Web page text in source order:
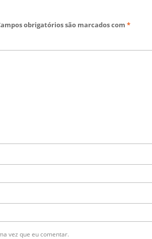
obrigatórios são marcados com *
vez que eu comentar.